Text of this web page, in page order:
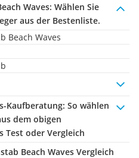
Waves: Wählen Sie
aus der Bestenliste.
Beach Waves
Kaufberatung: So wählen
dem obigen
Test oder Vergleich
Beach Waves Vergleich